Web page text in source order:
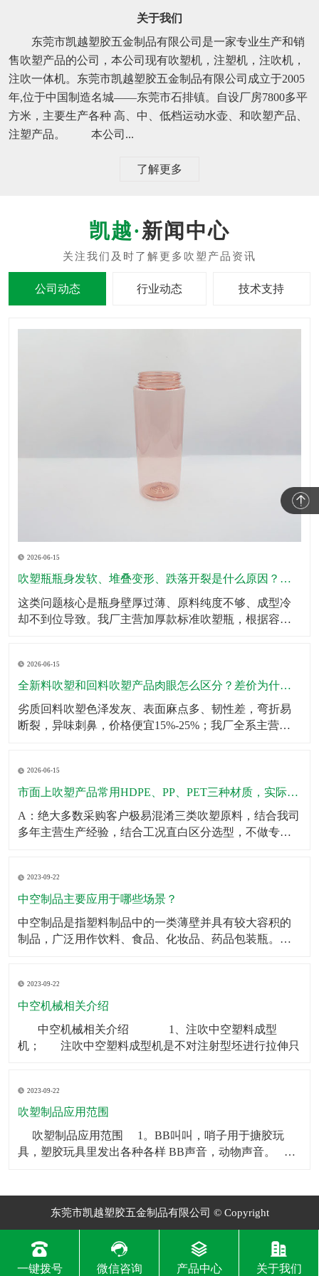
关于我们
东莞市凯越塑胶五金制品有限公司是一家专业生产和销
售吹塑产品的公司，本公司现有吹塑机，注塑机，注吹机，
注吹一体机。东莞市凯越塑胶五金制品有限公司成立于2005
年,位于中国制造名城——东莞市石排镇。自设厂房7800多平
方米，主要生产各种 高、中、低档运动水壶、和吹塑产品、
注塑产品。 本公司...
了解更多
新闻中心
公司动态 行业动态 技术支持
2026-06-15
吹塑瓶瓶身发软、堆叠变形、跌落开裂是什么原因？怎么规避？
这类问题核心是瓶身壁厚过薄、原料纯度不够、成型冷
却不到位导致。我厂主营加厚款标准吹塑瓶，根据容量
包、不变形；生产采用伺服匀速挤出+恒温冷却工艺，杜
绝瓶身局部发软、成型缩水问题。同时成品出厂前完成2
米垂直
2026-06-15
全新料吹塑和回料吹塑产品肉眼怎么区分？差价为什么这么大？
劣质回料吹塑色泽发灰、表面麻点多、韧性差，弯折易
断裂，异味刺鼻，价格便宜15%-25%；我厂全系主营成
使用寿命提升一倍以上。针对预算刚需客户，可合规提
供混合改性料经济型方案，透明告知材质参数，不偷
料、
2026-06-15
市面上吹塑产品常用HDPE、PP、PET三种材质，实际使用该怎么选？有什么核心差异？市面上吹塑产品常用HDPE、PP、PET三种材质，实际使用该怎么选？有什么核心差异？
A：绝大多数采购客户极易混淆三类吹塑原料，结合我司
多年主营生产经验，结合工况直白区分选型，不做专业
裂，壁厚可塑性强，适合工业化工桶、机油壶、农用肥
液桶、户外中空配件、仓储周转吹塑箱体，性价比最
高、
2023-09-22
中空制品主要应用于哪些场景？
中空制品是指塑料制品中的一类薄壁并具有较大容积的
制品，广泛用作饮料、食品、化妆品、药品包装瓶。​中
空制品也常被用于食品包装，如巧克力、糖果等。3．化
妆品包装：中空制品常常被用在化妆品包装上，如香水
2023-09-22
中空机械相关介绍
​ 中空机械相关介绍 1、注吹中空塑料成型
机； 注吹中空塑料成型机是不对注射型坯进行拉伸只
2023-09-22
吹塑制品应用范围
​ 吹塑制品应用范围 1。BB叫叫，哨子用于搪胶玩
具，塑胶玩具里发出各种各样 BB声音，动物声音。
东莞市凯越塑胶五金制品有限公司 © Copyright
一键拨号 微信咨询 产品中心 关于我们